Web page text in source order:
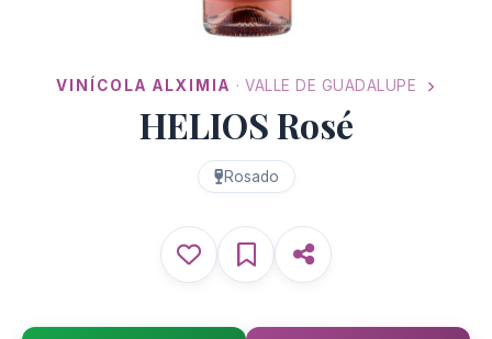
VINÍCOLA ALXIMIA · VALLE DE GUADALUPE
HELIOS Rosé
Rosado